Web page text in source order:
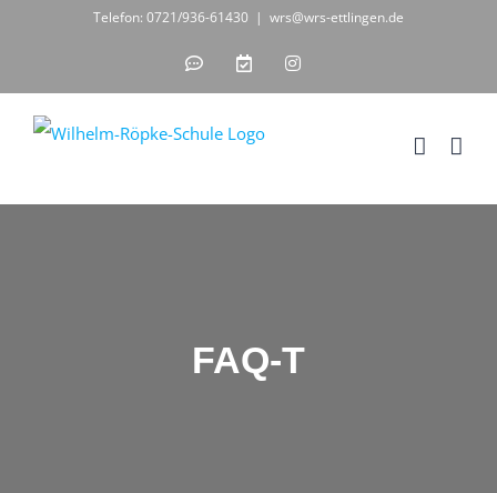
springen
Telefon: 0721/936-61430 | wrs@wrs-ettlingen.de
IServ
unsere
IT-
WebUntis
digitales
Instagram
FAQ-T